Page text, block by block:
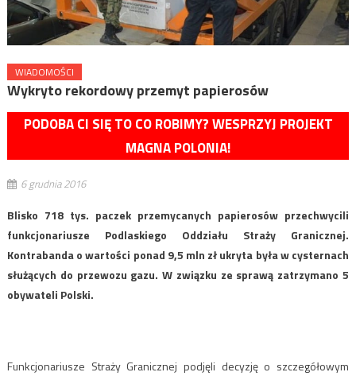
WIADOMOŚCI
Wykryto rekordowy przemyt papierosów
PODOBA CI SIĘ TO CO ROBIMY? WESPRZYJ PROJEKT
MAGNA POLONIA!
6 grudnia 2016
Blisko 718 tys. paczek przemycanych papierosów przechwycili
funkcjonariusze Podlaskiego Oddziału Straży Granicznej.
Kontrabanda o wartości ponad 9,5 mln zł ukryta była w cysternach
służących do przewozu gazu. W związku ze sprawą zatrzymano 5
obywateli Polski.
Funkcjonariusze Straży Granicznej podjęli decyzję o szczegółowym